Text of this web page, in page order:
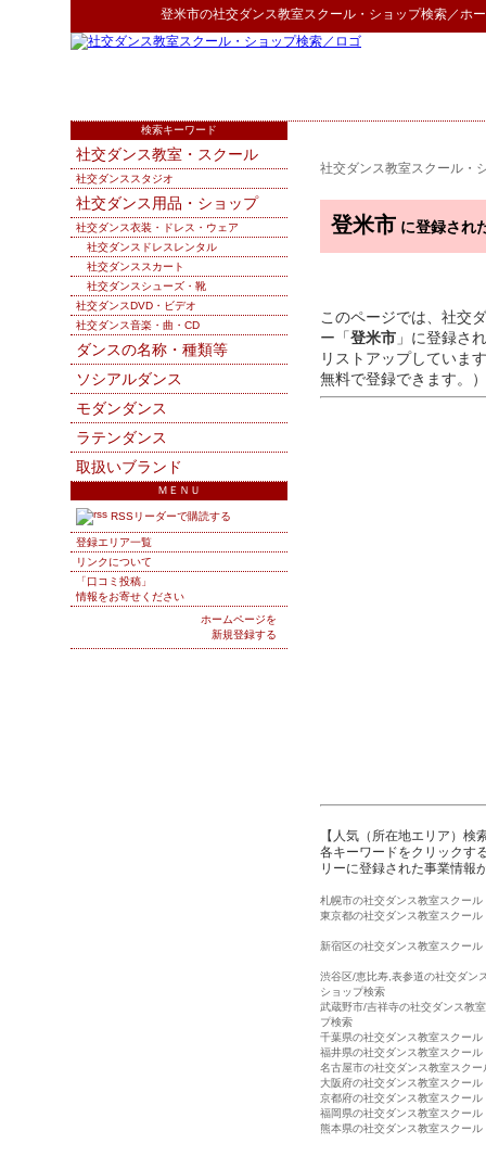
登米市の社交ダンス教室スクール・ショップ検索／ホ
社交ダンス教室スクール・
登米市 に登録され
このページでは、社交
ー「登米市 」に登録さ
リストアップしていま
無料で登録できます。）
【人気（所在地エリア）検
各キーワードをクリックす
リーに登録された事業情報
札幌市の社交ダンス教室スクール
東京都の社交ダンス教室スクール
新宿区の社交ダンス教室スクール
渋谷区/恵比寿,表参道の社交ダン
ショップ検索
武蔵野市/吉祥寺の社交ダンス教
プ検索
千葉県の社交ダンス教室スクール
福井県の社交ダンス教室スクール
名古屋市の社交ダンス教室スク
大阪府の社交ダンス教室スクー
京都府の社交ダンス教室スクール
福岡県の社交ダンス教室スクール
熊本県の社交ダンス教室スクール
検索キーワード
社交ダンス教室・スクール
社交ダンススタジオ
社交ダンス用品・ショップ
社交ダンス衣装・ドレス・ウェア
社交ダンスドレスレンタル
社交ダンススカート
社交ダンスシューズ・靴
社交ダンスDVD・ビデオ
社交ダンス音楽・曲・CD
ダンスの名称・種類等
ソシアルダンス
モダンダンス
ラテンダンス
取扱いブランド
ＭＥＮＵ
RSSリーダーで購読する
登録エリア一覧
リンクについて
「口コミ投稿」
情報をお寄せください
ホームページを
新規登録する